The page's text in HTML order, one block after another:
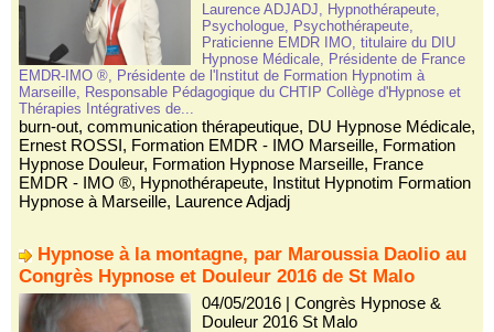
Laurence ADJADJ, Hypnothérapeute,
Psychologue, Psychothérapeute,
Praticienne EMDR IMO, titulaire du DIU
Hypnose Médicale, Présidente de France
EMDR-IMO ®, Présidente de l'Institut de Formation Hypnotim à
Marseille, Responsable Pédagogique du CHTIP Collège d'Hypnose et
Thérapies Intégratives de...
burn-out, communication thérapeutique, DU Hypnose Médicale,
Ernest ROSSI, Formation EMDR - IMO Marseille, Formation
Hypnose Douleur, Formation Hypnose Marseille, France
EMDR - IMO ®, Hypnothérapeute, Institut Hypnotim Formation
Hypnose à Marseille, Laurence Adjadj
Hypnose à la montagne, par Maroussia Daolio au
Congrès Hypnose et Douleur 2016 de St Malo
04/05/2016| Congrès Hypnose &
Douleur 2016 St Malo